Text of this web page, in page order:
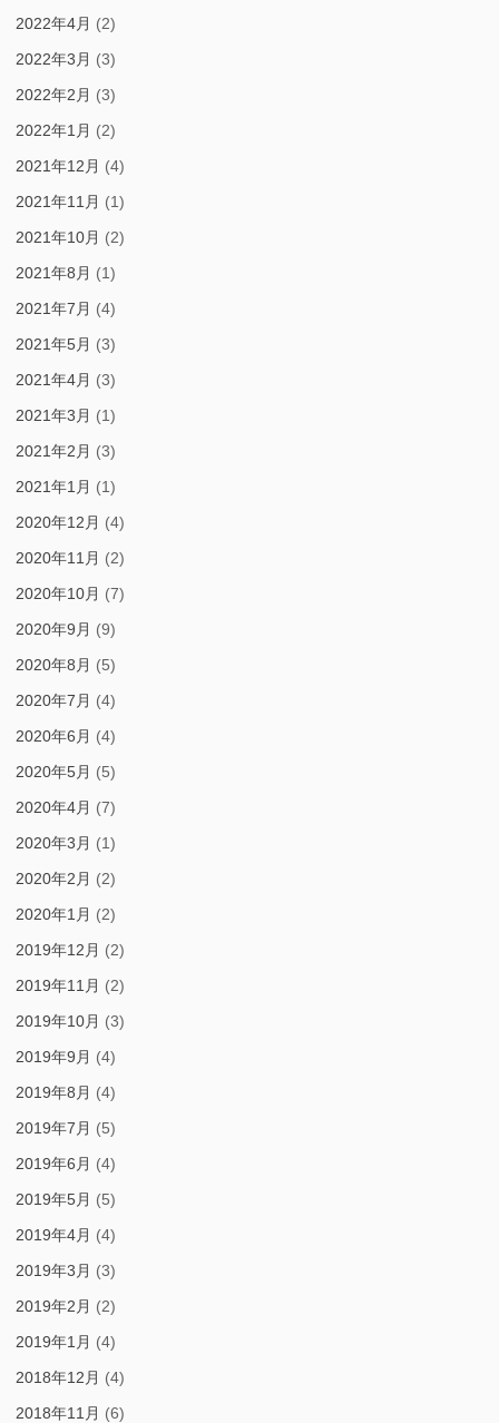
2022年4月 (2)
2022年3月 (3)
2022年2月 (3)
2022年1月 (2)
2021年12月 (4)
2021年11月 (1)
2021年10月 (2)
2021年8月 (1)
2021年7月 (4)
2021年5月 (3)
2021年4月 (3)
2021年3月 (1)
2021年2月 (3)
2021年1月 (1)
2020年12月 (4)
2020年11月 (2)
2020年10月 (7)
2020年9月 (9)
2020年8月 (5)
2020年7月 (4)
2020年6月 (4)
2020年5月 (5)
2020年4月 (7)
2020年3月 (1)
2020年2月 (2)
2020年1月 (2)
2019年12月 (2)
2019年11月 (2)
2019年10月 (3)
2019年9月 (4)
2019年8月 (4)
2019年7月 (5)
2019年6月 (4)
2019年5月 (5)
2019年4月 (4)
2019年3月 (3)
2019年2月 (2)
2019年1月 (4)
2018年12月 (4)
2018年11月 (6)